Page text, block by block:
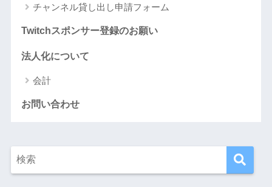
チャンネル貸し出し申請フォーム
Twitchスポンサー登録のお願い
法人化について
会計
お問い合わせ